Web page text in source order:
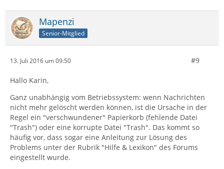
Mapenzi
Senior-Mitglied
13. Juli 2016 um 09:50 #9
Hallo Karin,
Ganz unabhängig vom Betriebssystem: wenn Nachrichten
nicht mehr gelöscht werden können, ist die Ursache in der
Regel ein "verschwundener" Papierkorb (fehlende Datei
"Trash") oder eine korrupte Datei "Trash". Das kommt so
häufig vor, dass sogar eine Anleitung zur Lösung des
Problems unter der Rubrik "Hilfe & Lexikon" des Forums
eingestellt wurde.